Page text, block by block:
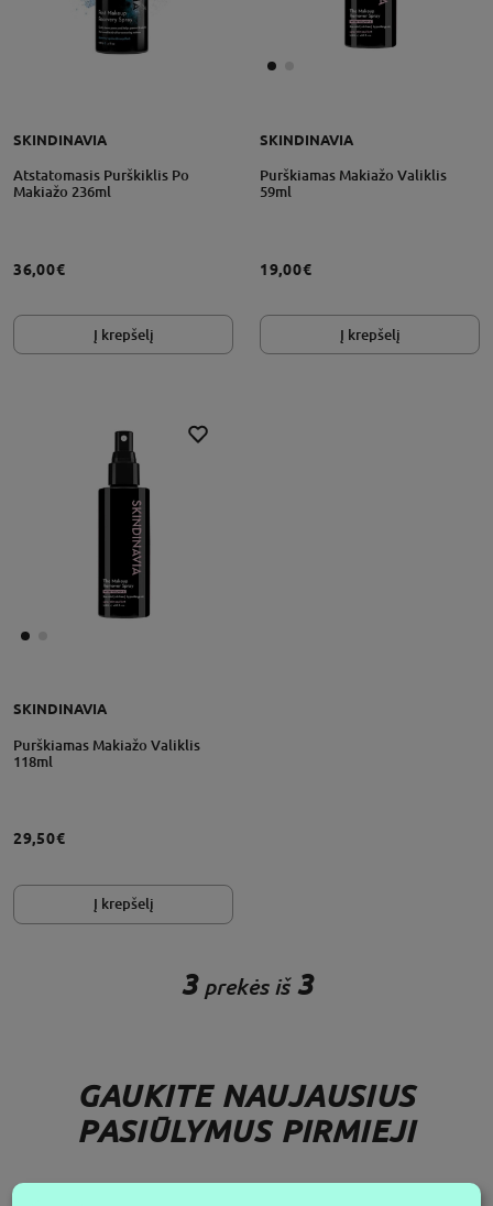
SKINDINAVIA
Atstatomasis Purškiklis Po
Makiažo 236ml
36,00€
Į krepšelį
SKINDINAVIA
Purškiamas Makiažo Valiklis
59ml
19,00€
Į krepšelį
SKINDINAVIA
Purškiamas Makiažo Valiklis
118ml
29,50€
Į krepšelį
3 prekės iš3
GAUKITE NAUJAUSIUS
PASIŪLYMUS PIRMIEJI